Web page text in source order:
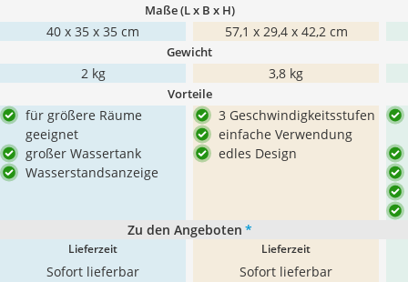
Maße (L x B x H)
40 x 35 x 35 cm 57,1 x 29,4 x 42,2 cm
Gewicht
2 kg 3,8 kg
Vorteile
für größere Räume
geeignet
großer Wassertank
Wasserstandsanzeige
3 Geschwindigkeitsstufen
einfache Verwendung
edles Design
Zu den Angeboten *
Lieferzeit
Sofort lieferbar
Lieferzeit
Sofort lieferbar